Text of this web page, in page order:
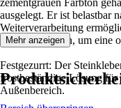
zementgrauen Farbton
ausgelegt. Er ist belastbar
Weiterverarbeitung
und trocken sein, um
Festgezurrt: Der
frostbeständige Lösung
Außenbereich.
Mehr anzeigen